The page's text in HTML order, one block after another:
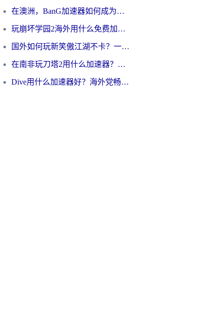
在澳洲，BanG加速器如何成为你国服游戏的“时光机”？
玩崩坏学园2海外用什么免费加速器好？2026海外党亲测国服游戏加速指南
国外如何玩新笑傲江湖不卡？一份给海外游子的终极网络指南
在南非玩刀塔2用什么加速器？一份给海外游子的终极生存指南
Dive用什么加速器好？海外党畅玩国服游戏的终极避坑指南